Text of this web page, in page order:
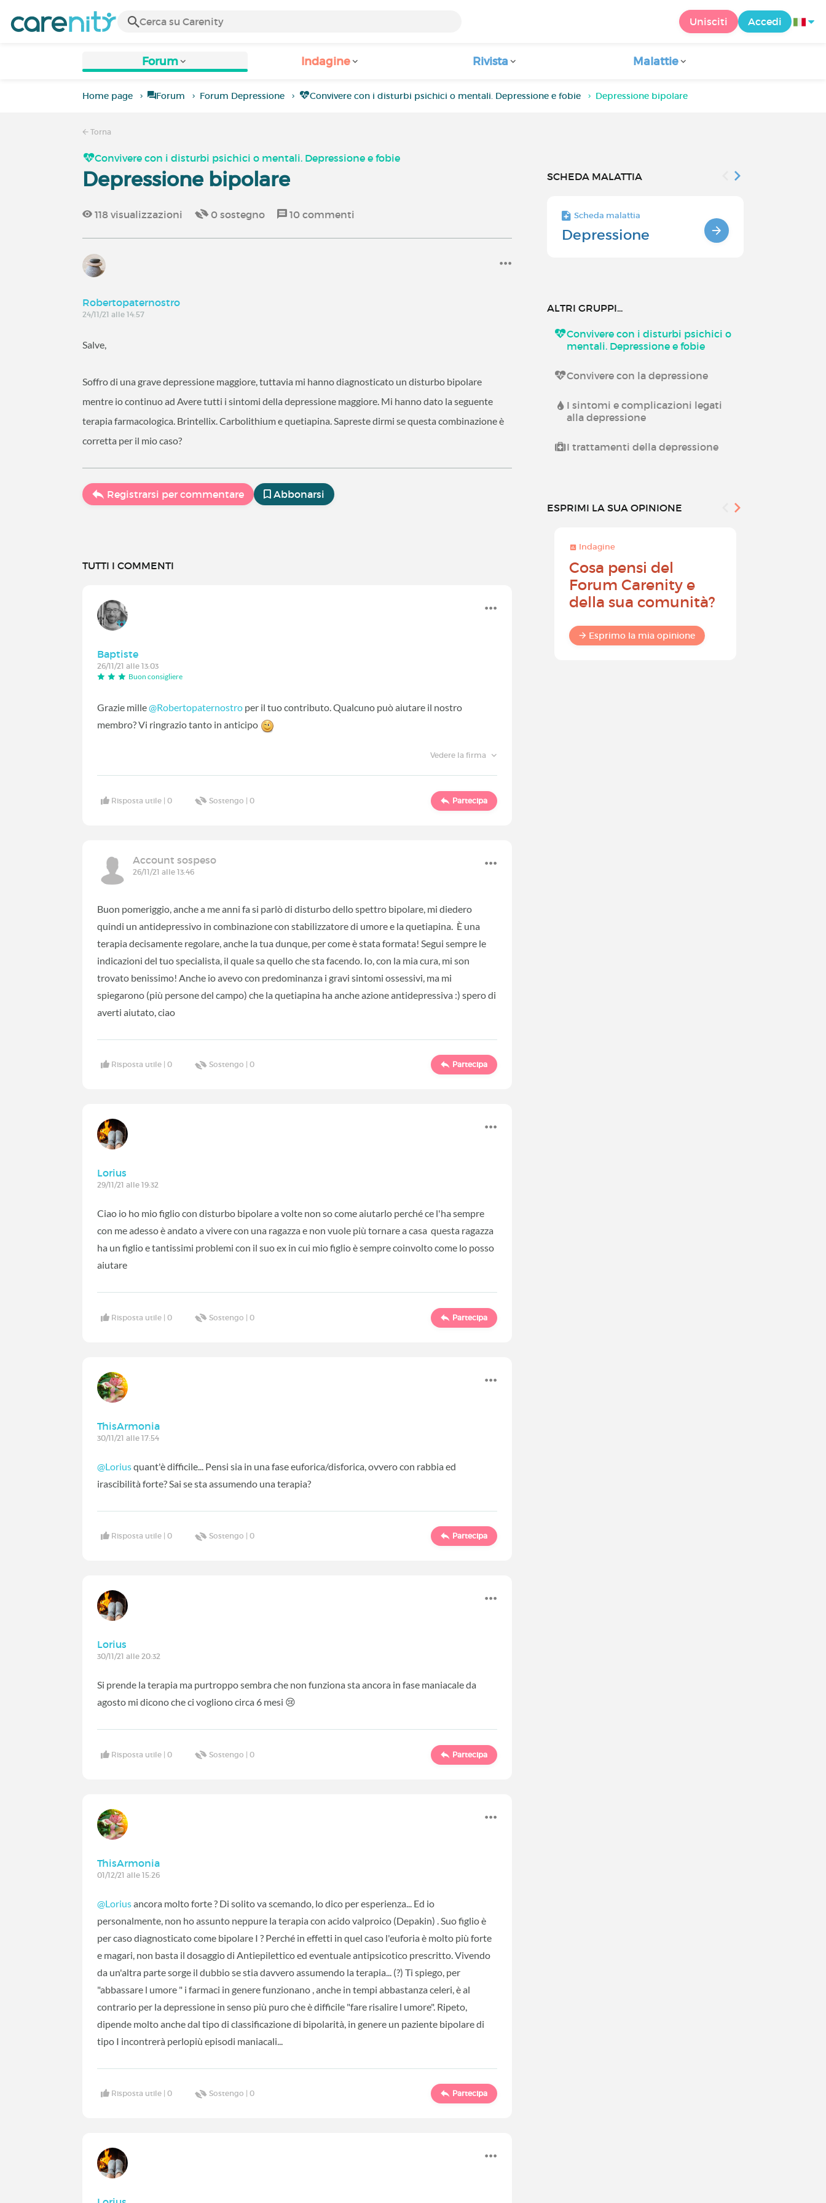
Unisciti Accedi
Forum Indagine Rivista Malattie
Home page Forum Forum Depressione Convivere con i disturbi psichici o mentali. Depressione e fobie Depressione bipolare
Torna
Convivere con i disturbi psichici o mentali. Depressione e fobie
Depressione bipolare
118 visualizzazioni 0 sostegno 10 commenti
Robertopaternostro
24/11/21 alle 14:57
Salve,
Soffro di una grave depressione maggiore, tuttavia mi hanno diagnosticato un disturbo bipolare
mentre io continuo ad Avere tutti i sintomi della depressione maggiore. Mi hanno dato la seguente
terapia farmacologica. Brintellix. Carbolithium e quetiapina. Sapreste dirmi se questa combinazione è
corretta per il mio caso?
Registrarsi per commentare Abbonarsi
TUTTI I COMMENTI
Baptiste
26/11/21 alle 13:03
Buon consigliere
Grazie mille@Robertopaternostro ‍ per il tuo contributo. Qualcuno può aiutare il nostro
membro? Vi ringrazio tanto in anticipo
Vedere la firma
Risposta utile |0 Sostengo |0 Partecipa
Account sospeso
26/11/21 alle 13:46
Buon pomeriggio, anche a me anni fa si parlò di disturbo dello spettro bipolare, mi diedero
quindi un antidepressivo in combinazione con stabilizzatore di umore e la quetiapina. È una
terapia decisamente regolare, anche la tua dunque, per come è stata formata! Segui sempre le
indicazioni del tuo specialista, il quale sa quello che sta facendo. Io, con la mia cura, mi son
trovato benissimo! Anche io avevo con predominanza i gravi sintomi ossessivi, ma mi
spiegarono (più persone del campo) che la quetiapina ha anche azione antidepressiva :) spero di
averti aiutato, ciao
Risposta utile |0 Sostengo |0 Partecipa
Lorius
29/11/21 alle 19:32
Ciao io ho mio figlio con disturbo bipolare a volte non so come aiutarlo perché ce l'ha sempre
con me adesso è andato a vivere con una ragazza e non vuole più tornare a casa questa ragazza
ha un figlio e tantissimi problemi con il suo ex in cui mio figlio è sempre coinvolto come lo posso
aiutare
Risposta utile |0 Sostengo |0 Partecipa
ThisArmonia
30/11/21 alle 17:54
@Loriusquant'è difficile... Pensi sia in una fase euforica/disforica, ovvero con rabbia ed
irascibilità forte? Sai se sta assumendo una terapia?
Risposta utile |0 Sostengo |0 Partecipa
Lorius
30/11/21 alle 20:32
Si prende la terapia ma purtroppo sembra che non funziona sta ancora in fase maniacale da
agosto mi dicono che ci vogliono circa 6 mesi 😢
Risposta utile |0 Sostengo |0 Partecipa
ThisArmonia
01/12/21 alle 15:26
@Loriusancora molto forte ? Di solito va scemando, lo dico per esperienza... Ed io
personalmente, non ho assunto neppure la terapia con acido valproico (Depakin) . Suo figlio è
per caso diagnosticato come bipolare I ? Perché in effetti in quel caso l'euforia è molto più forte
e magari, non basta il dosaggio di Antiepilettico ed eventuale antipsicotico prescritto. Vivendo
da un'altra parte sorge il dubbio se stia davvero assumendo la terapia... (?) Ti spiego, per
"abbassare l umore " i farmaci in genere funzionano , anche in tempi abbastanza celeri, è al
contrario per la depressione in senso più puro che è difficile "fare risalire l umore". Ripeto,
dipende molto anche dal tipo di classificazione di bipolarità, in genere un paziente bipolare di
tipo I incontrerà perlopiù episodi maniacali...
Risposta utile |0 Sostengo |0 Partecipa
SCHEDA MALATTIA
Scheda malattia
Depressione
ALTRI GRUPPI...
Convivere con i disturbi psichici o
mentali. Depressione e fobie
Convivere con la depressione
I sintomi e complicazioni legati
alla depressione
I trattamenti della depressione
ESPRIMI LA SUA OPINIONE
Indagine
Cosa pensi del
Forum Carenity e
della sua comunità?
Esprimo la mia opinione